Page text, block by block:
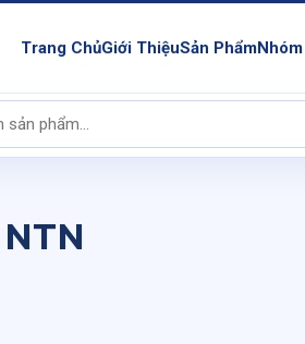
Trang ChủGiới ThiệuSản Phẩm